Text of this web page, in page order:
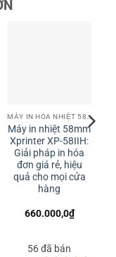
MÁY IN HÓA ĐƠN
Máy In Hóa Đơn
Nhiệt Xprinter XP-
K200W – Kết Nối
USB & WIFI, Tốc Độ
Cao
1.950.000,0₫